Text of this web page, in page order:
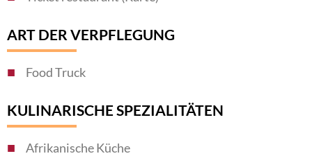
ART DER VERPFLEGUNG
Food Truck
KULINARISCHE SPEZIALITÄTEN
Afrikanische Küche